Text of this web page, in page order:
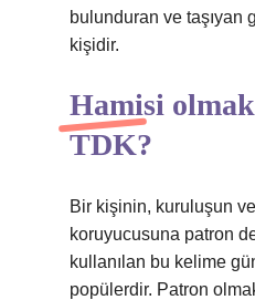
bulunduran ve taşıyan
kişidir.
Hamisi
TDK?
Bir kişinin, kuruluşun
koruyucusuna patron
kullanılan bu kelime
popülerdir. Patron